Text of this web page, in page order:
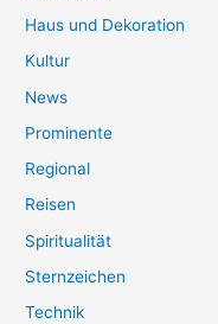
Haus und Dekoration
Kultur
News
Prominente
Regional
Reisen
Spiritualität
Sternzeichen
Technik